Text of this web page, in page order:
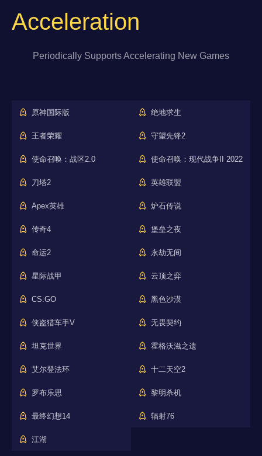
Acceleration
Periodically Supports Accelerating New Games
原神国际版 绝地求生
王者荣耀 守望先锋2
使命召唤：战区2.0 使命召唤：现代战争II 2022
刀塔2 英雄联盟
Apex英雄 炉石传说
传奇4 堡垒之夜
命运2 永劫无间
星际战甲 云顶之弈
CS:GO 黑色沙漠
侠盗猎车手V 无畏契约
坦克世界 霍格沃滋之遗
艾尔登法环 十二天空2
罗布乐思 黎明杀机
最终幻想14 辐射76
江湖